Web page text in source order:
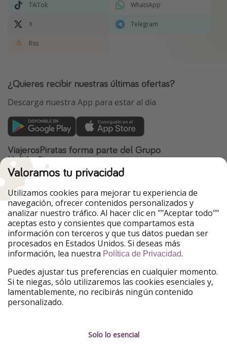
TikTok WhatsApp
X Telegram
Rss
¿Quieres recibir nuestras últimas ofertas?
Descarga nuestra App para estar al día
ViajerosPiratas forma parte del Grupo
HolidayPirates
Nuestros mercados
PiratinViaggio
HolidayPirates
VakantiePiraten
WakacyjniPiraci
VoyagesPirates
Ferienpiraten
Urlaubspiraten
Urlaubspiraten
TravelPirates
Nuestro grupo
HolidayPirates Group
Conócenos mejor
Sobre ViajerosPiratas
Información legal
Valoramos tu privacidad
Utilizamos cookies para mejorar tu experiencia de
navegación, ofrecer contenidos personalizados y
analizar nuestro tráfico. Al hacer clic en ""Aceptar todo""
aceptas esto y consientes que compartamos esta
información con terceros y que tus datos puedan ser
procesados en Estados Unidos. Si deseas más
información, lea nuestra Política de Privacidad.
Puedes ajustar tus preferencias en cualquier momento.
Si te niegas, sólo utilizaremos las cookies esenciales y,
lamentablemente, no recibirás ningún contenido
personalizado.
Solo lo esencial